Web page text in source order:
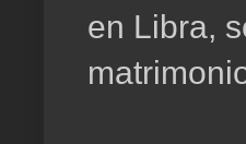
en Libra,